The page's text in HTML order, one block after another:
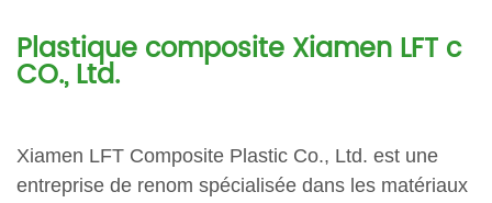
Plastique composite Xiamen LFT c
CO., Ltd.
Xiamen LFT Composite Plastic Co., Ltd. est une
entreprise de renom spécialisée dans les matériaux